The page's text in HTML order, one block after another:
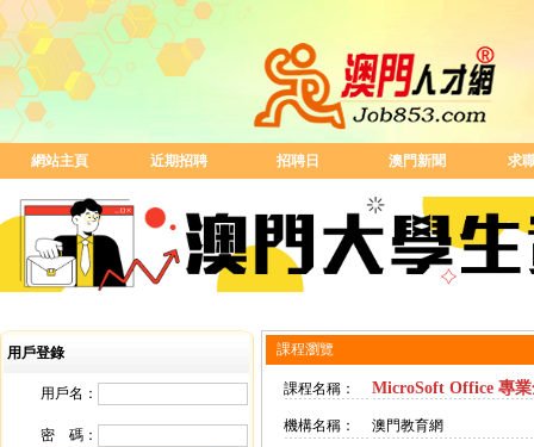
網站主頁 近期招聘 招聘日 澳門新聞 求
用戶登錄
用戶名：
密 碼：
課程瀏覽
課程名稱： MicroSoft Office 專
機構名稱： 澳門教育網